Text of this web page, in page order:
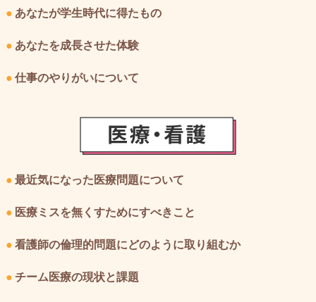
● あなたが学生時代に得たもの
● あなたを成長させた体験
● 仕事のやりがいについて
● 最近気になった医療問題について
● 医療ミスを無くすためにすべきこと
● 看護師の倫理的問題にどのように取り組むか
● チーム医療の現状と課題